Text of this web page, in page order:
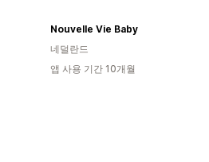
Nouvelle Vie Baby
네덜란드
앱 사용 기간 10개월